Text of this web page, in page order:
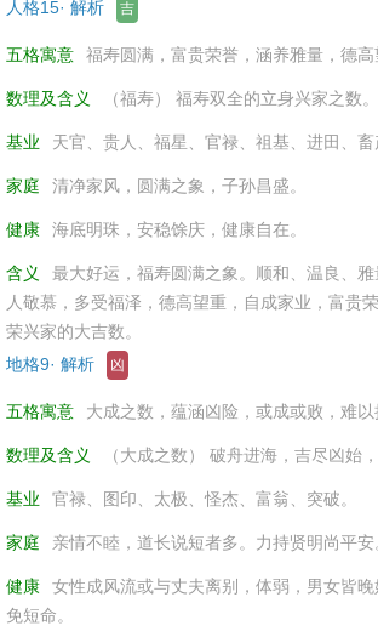
人格15· 解析
吉
五格寓意 福寿圆满，富贵荣誉，涵养雅量，德高
数理及含义 （福寿） 福寿双全的立身兴家之数。
基业 天官、贵人、福星、官禄、祖基、进田、畜
家庭 清净家风，圆满之象，子孙昌盛。
健康 海底明珠，安稳馀庆，健康自在。
含义
最大好运，福寿圆满之象。顺和、温良、
人敬慕，多受福泽，德高望重，自成家业，富贵
荣兴家的大吉数。
地格9· 解析
凶
五格寓意 大成之数，蕴涵凶险，或成或败，难以
数理及含义 （大成之数） 破舟进海，吉尽凶始
基业 官禄、图印、太极、怪杰、富翁、突破。
家庭 亲情不睦，道长说短者多。力持贤明尚平安
健康
女性成风流或与丈夫离别，体弱，男女皆
免短命。